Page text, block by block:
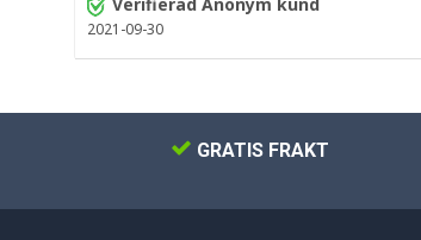
2021-09-30
GRATIS FRAKT